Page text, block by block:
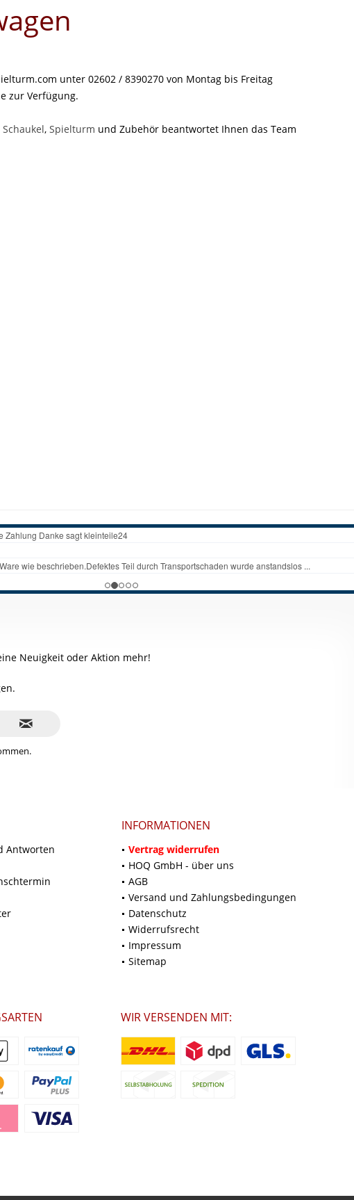
unter 02602 / 8390270 von Montag bis Freitag
zur Verfügung.
Schaukel, Spielturm und Zubehör beantwortet Ihnen das Team
Neuigkeit oder Aktion mehr!
Antworten
INFORMATIONEN
Vertrag widerrufen
HOQ GmbH - über uns
AGB
Versand und Zahlungsbedingungen
Datenschutz
Widerrufsrecht
Impressum
Sitemap
WIR VERSENDEN MIT: